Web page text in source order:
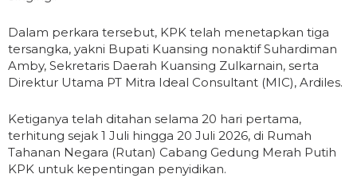
Dalam perkara tersebut, KPK telah menetapkan tiga
tersangka, yakni Bupati Kuansing nonaktif Suhardiman
Amby, Sekretaris Daerah Kuansing Zulkarnain, serta
Direktur Utama PT Mitra Ideal Consultant (MIC), Ardiles.
Ketiganya telah ditahan selama 20 hari pertama,
terhitung sejak 1 Juli hingga 20 Juli 2026, di Rumah
Tahanan Negara (Rutan) Cabang Gedung Merah Putih
KPK untuk kepentingan penyidikan.